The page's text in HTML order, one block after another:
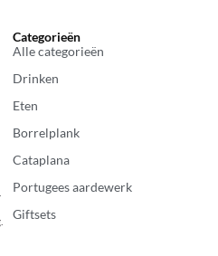
Categorieën
Alle categorieën
Drinken
Eten
Borrelplank
Cataplana
Portugees aardewerk
Giftsets